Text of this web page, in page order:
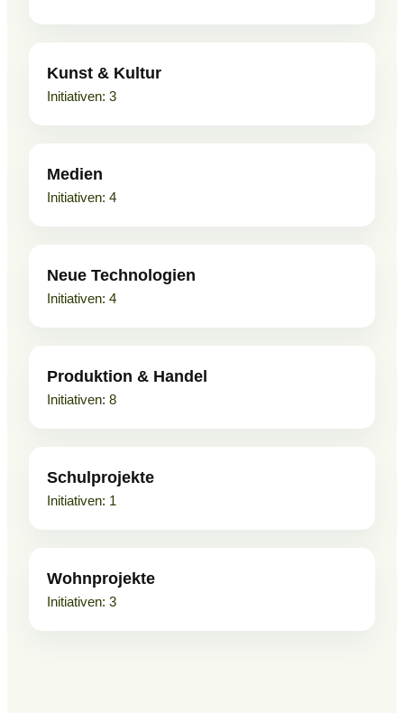
Kunst & Kultur
3
Medien
4
Neue Technologien
4
Produktion & Handel
8
Schulprojekte
1
Wohnprojekte
3